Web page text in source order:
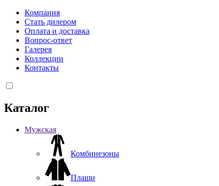
Компания
Стать дилером
Оплата и доставка
Вопрос-ответ
Галерея
Коллекции
Контакты
Каталог
Мужская
Комбинезоны
Плащи